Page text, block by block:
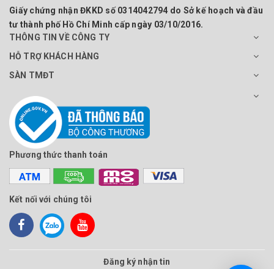
Giấy chứng nhận ĐKKD số 0314042794 do Sở kế hoạch và đầu
tư thành phố Hồ Chí Minh cấp ngày 03/10/2016.
THÔNG TIN VỀ CÔNG TY
HỖ TRỢ KHÁCH HÀNG
SÀN TMĐT
Phương thức thanh toán
Kết nối với chúng tôi
Đăng ký nhận tin